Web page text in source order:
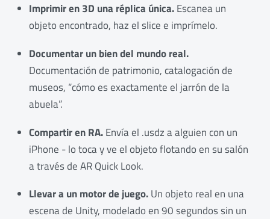
Imprimir en 3D una réplica única.Escanea un
objeto encontrado, haz el slice e imprímelo.
Documentar un bien del mundo real.
Documentación de patrimonio, catalogación de
museos, “cómo es exactamente el jarrón de la
abuela”.
Compartir en RA.Envía el .usdz a alguien con un
iPhone - lo toca y ve el objeto flotando en su salón
a través de AR Quick Look.
Llevar a un motor de juego.Un objeto real en una
escena de Unity, modelado en 90 segundos sin un